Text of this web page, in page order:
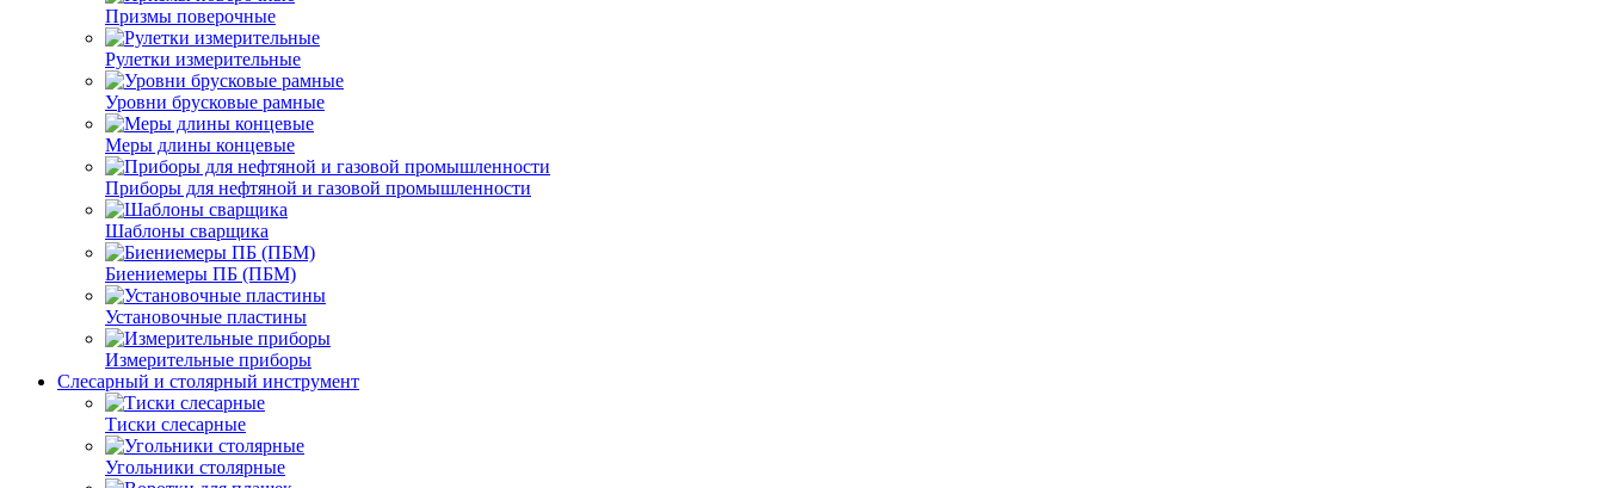
Призмы поверочные
Рулетки измерительные
Уровни брусковые рамные
Меры длины концевые
Приборы для нефтяной и газовой промышленности
Шаблоны сварщика
Биениемеры ПБ (ПБМ)
Установочные пластины
Измерительные приборы
Слесарный и столярный инструмент
Тиски слесарные
Угольники столярные